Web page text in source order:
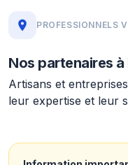
PROFESSIONNELS
Nos partenaires à
Artisans et
leur expertise et leur